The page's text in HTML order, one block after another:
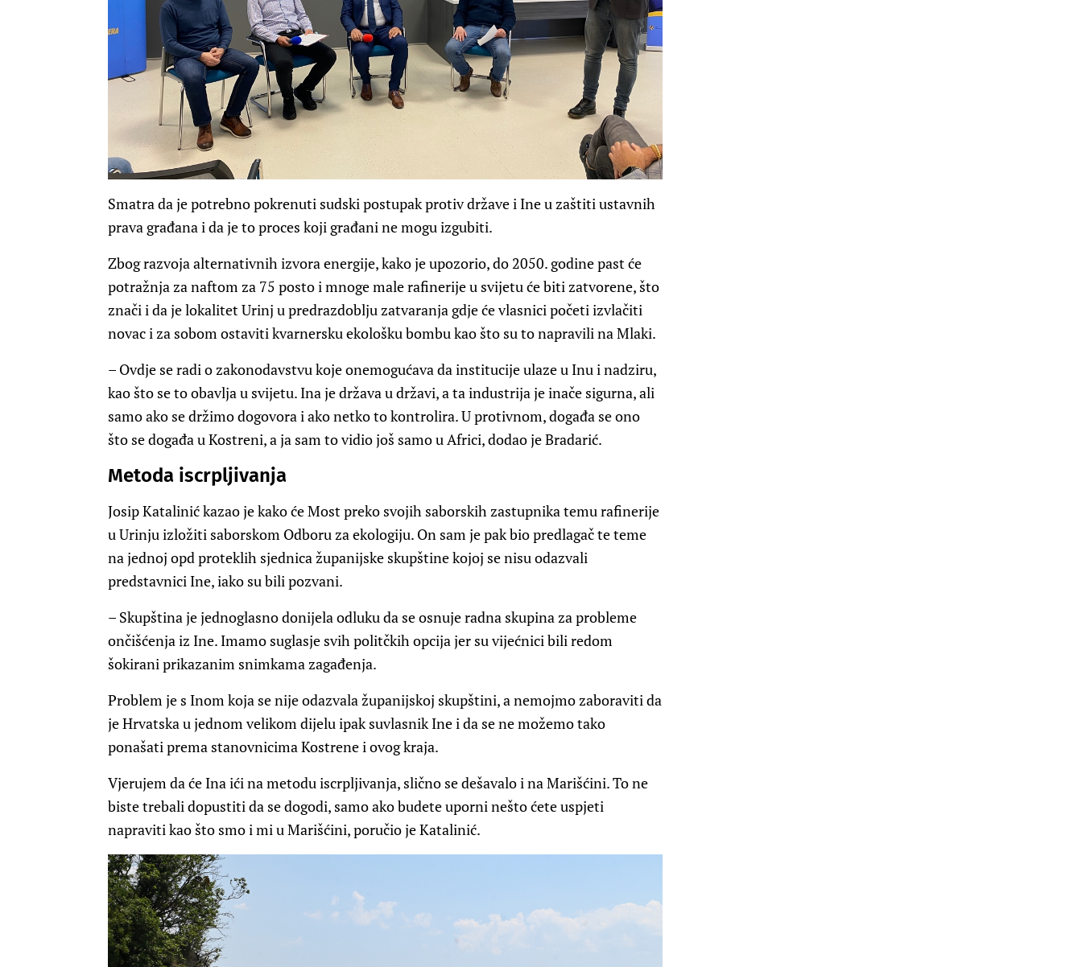
Smatra da je potrebno pokrenuti sudski postupak protiv države i Ine u zaštiti ustavnih
prava građana i da je to proces koji građani ne mogu izgubiti.
Zbog razvoja alternativnih izvora energije, kako je upozorio, do 2050. godine past će
potražnja za naftom za 75 posto i mnoge male rafinerije u svijetu će biti zatvorene, što
znači i da je lokalitet Urinj u predrazdoblju zatvaranja gdje će vlasnici početi izvlačiti
novac i za sobom ostaviti kvarnersku ekološku bombu kao što su to napravili na Mlaki.
– Ovdje se radi o zakonodavstvu koje onemogućava da institucije ulaze u Inu i nadziru,
kao što se to obavlja u svijetu. Ina je država u državi, a ta industrija je inače sigurna, ali
samo ako se držimo dogovora i ako netko to kontrolira. U protivnom, događa se ono
što se događa u Kostreni, a ja sam to vidio još samo u Africi, dodao je Bradarić.
Metoda iscrpljivanja
Josip Katalinić kazao je kako će Most preko svojih saborskih zastupnika temu rafinerije
u Urinju izložiti saborskom Odboru za ekologiju. On sam je pak bio predlagač te teme
na jednoj opd proteklih sjednica županijske skupštine kojoj se nisu odazvali
predstavnici Ine, iako su bili pozvani.
– Skupština je jednoglasno donijela odluku da se osnuje radna skupina za probleme
ončišćenja iz Ine. Imamo suglasje svih politčkih opcija jer su vijećnici bili redom
šokirani prikazanim snimkama zagađenja.
Problem je s Inom koja se nije odazvala županijskoj skupštini, a nemojmo zaboraviti da
je Hrvatska u jednom velikom dijelu ipak suvlasnik Ine i da se ne možemo tako
ponašati prema stanovnicima Kostrene i ovog kraja.
Vjerujem da će Ina ići na metodu iscrpljivanja, slično se dešavalo i na Marišćini. To ne
biste trebali dopustiti da se dogodi, samo ako budete uporni nešto ćete uspjeti
napraviti kao što smo i mi u Marišćini, poručio je Katalinić.